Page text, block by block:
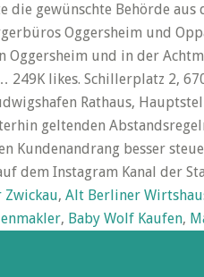
die gewünschte Behörde
Oggersheim und
Oggersheim und in der
249K likes. Schillerplatz 2,
Rathaus,
geltenden
Kundenandrang besser
dem Instagram Kanal der
Zwickau, Alt Berliner
, Baby Wolf Kaufen,